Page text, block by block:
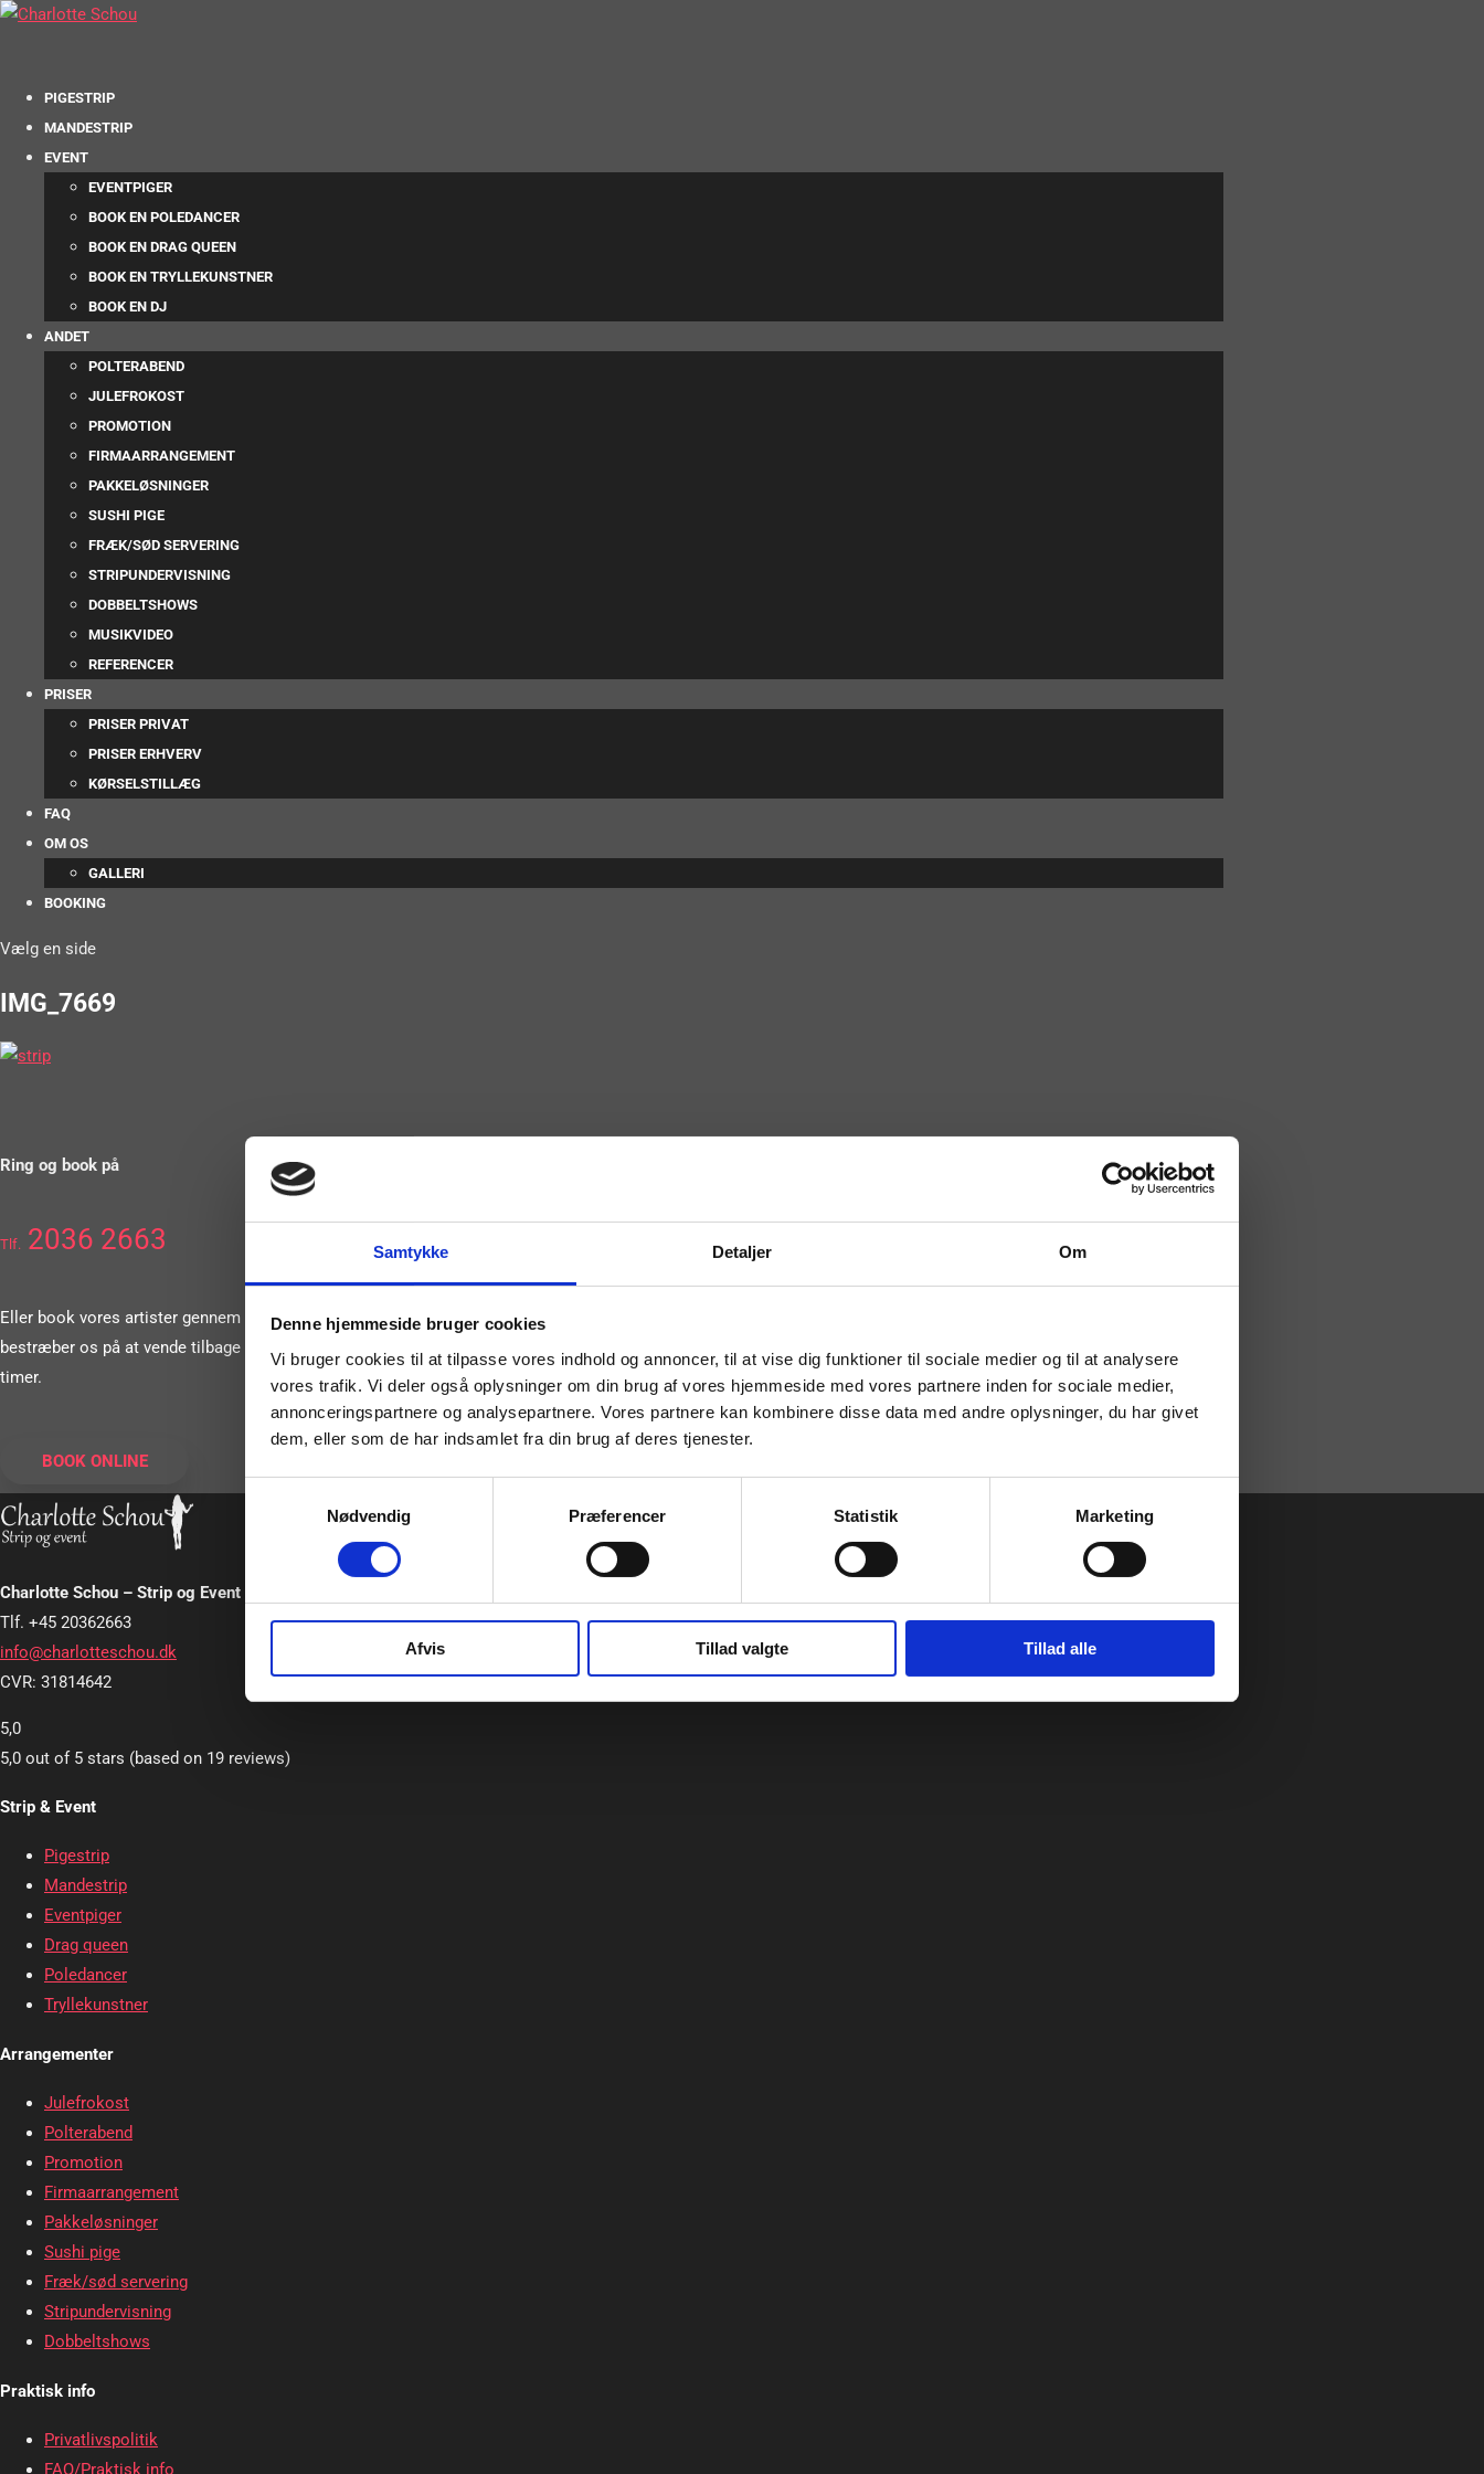
Samtykke Detaljer Om
Denne hjemmeside bruger cookies
Vi bruger cookies til at tilpasse vores indhold og annoncer, til at vise dig funktioner til sociale medier og til at analysere
vores trafik. Vi deler også oplysninger om din brug af vores hjemmeside med vores partnere inden for sociale medier,
annonceringspartnere og analysepartnere. Vores partnere kan kombinere disse data med andre oplysninger, du har givet
dem, eller som de har indsamlet fra din brug af deres tjenester.
Samtykkevalg
Nødvendig
Præferencer Statistik Marketing
Afvis Tillad valgte Tillad alle
PIGESTRIP
MANDESTRIP
EVENT
EVENTPIGER
BOOK EN POLEDANCER
BOOK EN DRAG QUEEN
BOOK EN TRYLLEKUNSTNER
BOOK EN DJ
ANDET
POLTERABEND
JULEFROKOST
PROMOTION
FIRMAARRANGEMENT
PAKKELØSNINGER
SUSHI PIGE
FRÆK/SØD SERVERING
STRIPUNDERVISNING
DOBBELTSHOWS
MUSIKVIDEO
REFERENCER
PRISER
PRISER PRIVAT
PRISER ERHVERV
KØRSELSTILLÆG
FAQ
OM OS
GALLERI
BOOKING
Vælg en side
IMG_7669
Ring og book på
Tlf. 2036 2663
Eller book vores artister gennem vores formular. Vi
bestræber os på at vende tilbage til dig inden for 24
timer.
BOOK ONLINE
Charlotte Schou – Strip og Event
Tlf. +45 20362663
info@charlotteschou.dk
CVR: 31814642
5,0
5,0 out of 5 stars (based on 19 reviews)
Strip & Event
Pigestrip
Mandestrip
Eventpiger
Drag queen
Poledancer
Tryllekunstner
Arrangementer
Julefrokost
Polterabend
Promotion
Firmaarrangement
Pakkeløsninger
Sushi pige
Fræk/sød servering
Stripundervisning
Dobbeltshows
Praktisk info
Privatlivspolitik
FAQ/Praktisk info